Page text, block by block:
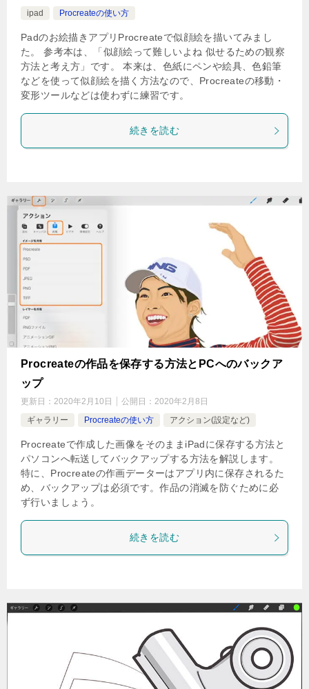
ipad
Procreateの使い方
Padのお絵描きアプリProcreateで似顔絵を描いてみまし
た。 参考本は、「似顔絵って難しいよね 似せるための観察
方法と考え方」です。 本来は、色紙にペンや絵具、色鉛筆
などを使って似顔絵を描く方法なので、Procreateの移動・
変形ツールなどは使わずに練習です。
続きを読む
Procreateの作品を保存する方法とPCへのバックア
ップ
更新日： 2020年2月10日 公開日： 2020年2月8日
ギャラリー
Procreateの使い方 アクション(設定など)
Procreateで作成した画像をそのままiPadに保存する方法と
パソコンへ転送してバックアップする方法を解説します。
特に、Procreateの作画データーはアプリ内に保存されるた
め、バックアップは必須です。作品の消滅を防ぐために必
ず行いましょう。
続きを読む